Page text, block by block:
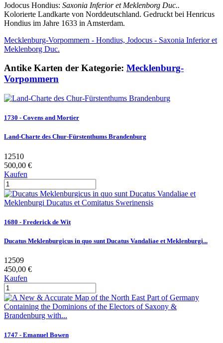
Jodocus Hondius: Saxonia Inferior et Meklenborg Duc..
Kolorierte Landkarte von Norddeutschland. Gedruckt bei Henricus
Hondius im Jahre 1633 in Amsterdam.
Mecklenburg-Vorpommern - Hondius, Jodocus - Saxonia Inferior et
Meklenborg Duc.
Antike Karten der Kategorie: Mecklenburg-
Vorpommern
1730 - Covens and Mortier
Land-Charte des Chur-Fürstenthums Brandenburg
12510
500,00 €
Kaufen
1680 - Frederick de Wit
Ducatus Meklenburgicus in quo sunt Ducatus Vandaliae et Meklenburgi...
12509
450,00 €
Kaufen
1747 - Emanuel Bowen